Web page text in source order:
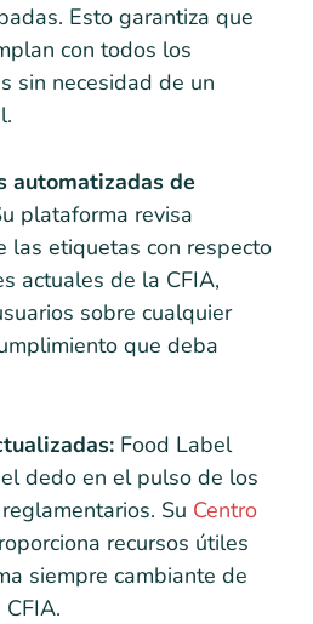
Esto garantiza que
con todos los
sin necesidad de un
automatizadas de
plataforma revisa
las etiquetas con respecto
actuales de la CFIA,
sobre cualquier
que deba
Food Label
dedo en el pulso de los
Su Centro
recursos útiles
siempre cambiante de